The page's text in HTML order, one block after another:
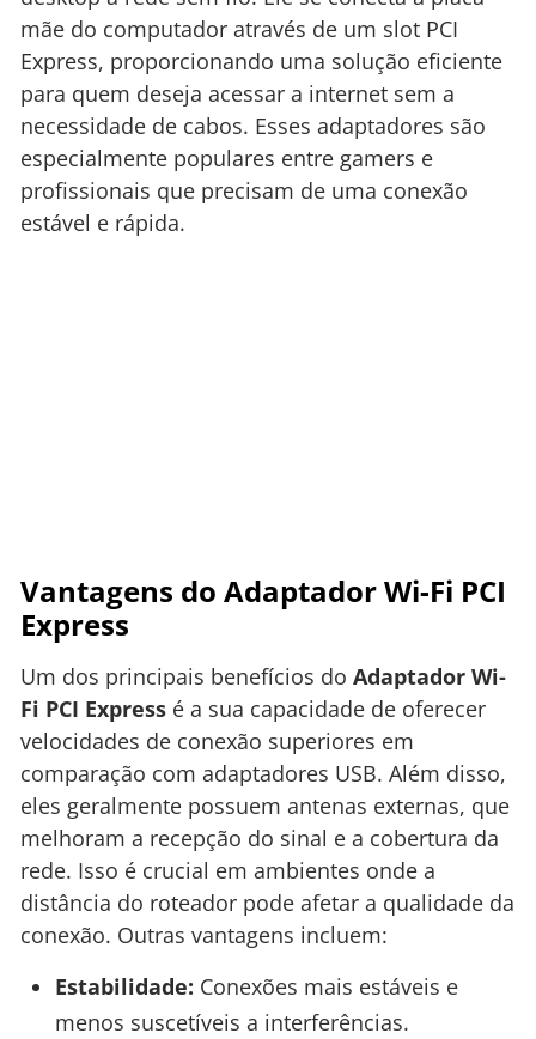
mãe do computador através de um slot PCI
Express, proporcionando uma solução eficiente
para quem deseja acessar a internet sem a
necessidade de cabos. Esses adaptadores são
especialmente populares entre gamers e
profissionais que precisam de uma conexão
estável e rápida.
Vantagens do Adaptador Wi-Fi PCI
Express
Um dos principais benefícios do Adaptador Wi-
Fi PCI Express é a sua capacidade de oferecer
velocidades de conexão superiores em
comparação com adaptadores USB. Além disso,
eles geralmente possuem antenas externas, que
melhoram a recepção do sinal e a cobertura da
rede. Isso é crucial em ambientes onde a
distância do roteador pode afetar a qualidade da
conexão. Outras vantagens incluem:
Estabilidade: Conexões mais estáveis e
menos suscetíveis a interferências.